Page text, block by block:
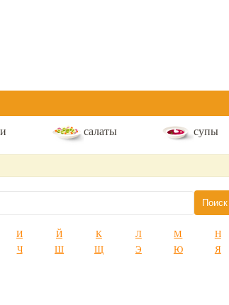
салаты супы
И Й К Л М
Н
Ч Ш Щ Э Ю Я